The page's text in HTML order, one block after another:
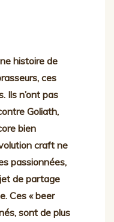
histoire de
ces
Ils n’ont pas
Goliath,
bien
craft ne
passionnées,
de partage
Ces « beer
sont de plus